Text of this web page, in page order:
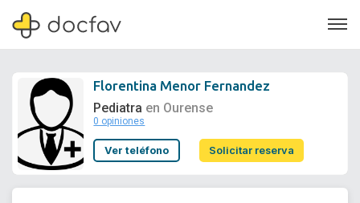
Soporte
Florentina Menor Fernandez
Pediatra en Ourense
0 opiniones
Ver teléfono Solicitar reserva